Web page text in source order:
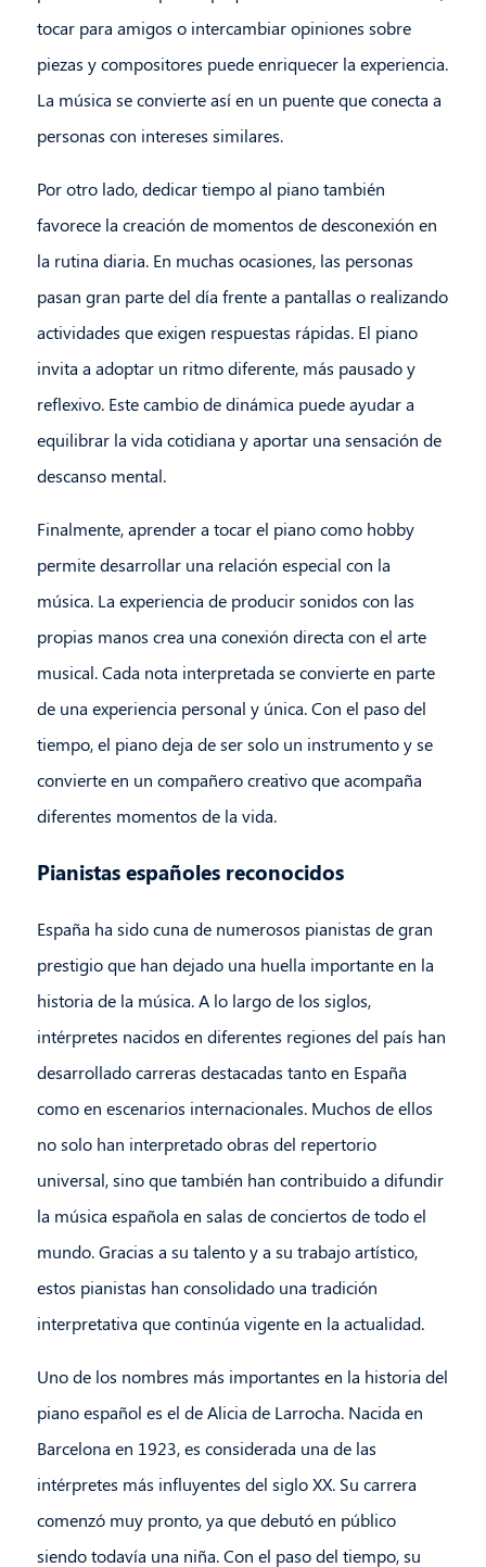
tocar para amigos o intercambiar opiniones sobre
piezas y compositores puede enriquecer la experiencia.
La música se convierte así en un puente que conecta a
personas con intereses similares.
Por otro lado, dedicar tiempo al piano también
favorece la creación de momentos de desconexión en
la rutina diaria. En muchas ocasiones, las personas
pasan gran parte del día frente a pantallas o realizando
actividades que exigen respuestas rápidas. El piano
invita a adoptar un ritmo diferente, más pausado y
reflexivo. Este cambio de dinámica puede ayudar a
equilibrar la vida cotidiana y aportar una sensación de
descanso mental.
Finalmente, aprender a tocar el piano como hobby
permite desarrollar una relación especial con la
música. La experiencia de producir sonidos con las
propias manos crea una conexión directa con el arte
musical. Cada nota interpretada se convierte en parte
de una experiencia personal y única. Con el paso del
tiempo, el piano deja de ser solo un instrumento y se
convierte en un compañero creativo que acompaña
diferentes momentos de la vida.
Pianistas españoles reconocidos
España ha sido cuna de numerosos pianistas de gran
prestigio que han dejado una huella importante en la
historia de la música. A lo largo de los siglos,
intérpretes nacidos en diferentes regiones del país han
desarrollado carreras destacadas tanto en España
como en escenarios internacionales. Muchos de ellos
no solo han interpretado obras del repertorio
universal, sino que también han contribuido a difundir
la música española en salas de conciertos de todo el
mundo. Gracias a su talento y a su trabajo artístico,
estos pianistas han consolidado una tradición
interpretativa que continúa vigente en la actualidad.
Uno de los nombres más importantes en la historia del
piano español es el de Alicia de Larrocha. Nacida en
Barcelona en 1923, es considerada una de las
intérpretes más influyentes del siglo XX. Su carrera
comenzó muy pronto, ya que debutó en público
siendo todavía una niña. Con el paso del tiempo, su